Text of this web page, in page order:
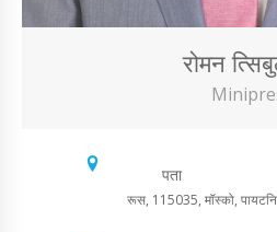
रोमन
पता
रूस, 115035, मॉस्को,